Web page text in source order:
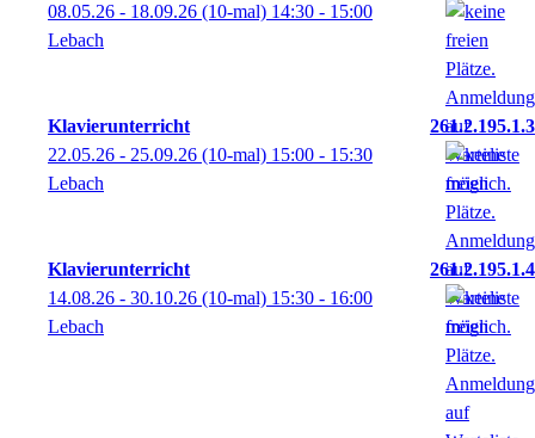
08.05.26 - 18.09.26 (10-mal) 14:30 - 15:00
Lebach
Klavierunterricht
261.2.195.1.3
22.05.26 - 25.09.26 (10-mal) 15:00 - 15:30
Lebach
Klavierunterricht
261.2.195.1.4
14.08.26 - 30.10.26 (10-mal) 15:30 - 16:00
Lebach